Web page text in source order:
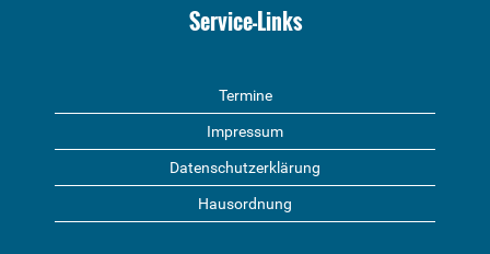
Service-Links
Termine
Impressum
Datenschutzerklärung
Hausordnung